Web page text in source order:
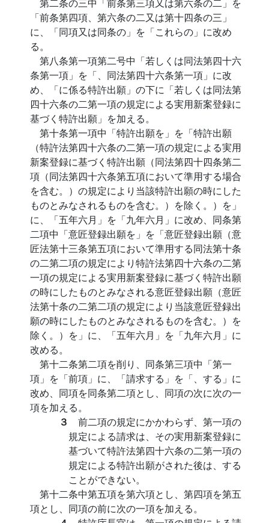
「前条第四項、第六条の二又は第十四条の三」
に、「同項又は同条の」を「これらの」に改め
る。
第八条第一項第二号中「若しくは同法第四十六
条第一項」を「、同法第四十六条第一項」に改
め、「に係る特許出願」の下に「若しくは同法第
四十六条の二第一項の規定による実用新案登録に
基づく特許出願」を加える。
第十条第一項中「特許出願を」を「特許出願
（特許法第四十六条の二第一項の規定による実用
新案登録に基づく特許出願（同法第四十四条第二
項（同法第四十六条第五項において準用する場合
を含む。）の規定により当該特許出願の時にした
ものとみなされるものを含む。）を除く。）を」
に、「五年六月」を「九年六月」に改め、同条第
二項中「意匠登録出願を」を「意匠登録出願（意
匠法第十三条第五項において準用する同法第十条
の二第二項の規定により特許法第四十六条の二第
一項の規定による実用新案登録に基づく特許出願
の時にしたものとみなされる意匠登録出願（意匠
法第十条の二第二項の規定により当該意匠登録出
願の時にしたものとみなされるものを含む。）を
除く。）を」に、「五年六月」を「九年六月」に
改める。
第十二条第二項を削り、同条第三項中「第一
項」を「前項」に、「請求する」を「、する」に
改め、同項を同条第二項とし、同項の次に次の一
項を加える。
３ 前二項の規定にかかわらず、第一項の
規定による請求は、その実用新案登録に
基づいて特許法第四十六条の二第一項の
規定による特許出願がされた後は、する
ことができない。
第十二条中第五項を第六項とし、第四項を第五
項とし、同項の前に次の一項を加える。